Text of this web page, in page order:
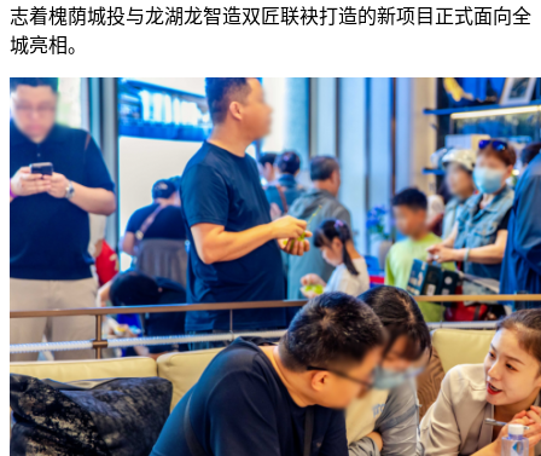
志着槐荫城投与龙湖龙智造双匠联袂打造的新项目正式面向全
城亮相。